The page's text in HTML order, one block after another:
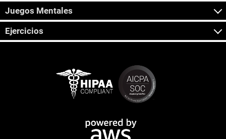
Juegos Mentales
Ejercicios